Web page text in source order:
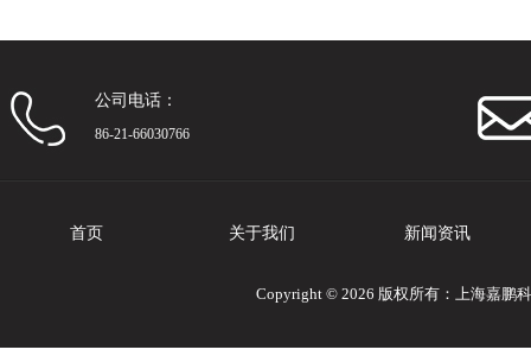
公司电话：
86-21-66030766
首页 关于我们 新闻资讯
Copyright © 2026 版权所有：上海嘉鹏